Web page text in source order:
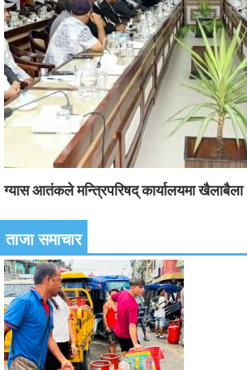
ग्यास आतंकले मन्त्रिपरिषद् कार्यालयमा खैलाबैला
ताजा समाचार